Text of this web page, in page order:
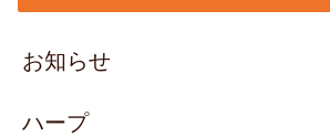
お知らせ
ハープ